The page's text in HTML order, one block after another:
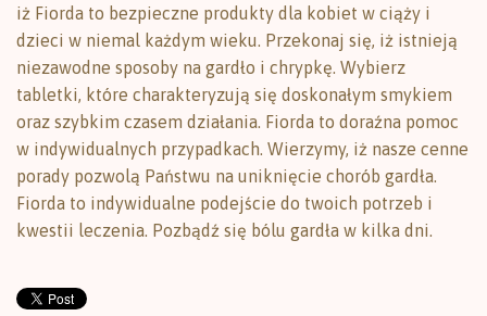
iż Fiorda to bezpieczne produkty dla kobiet w ciąży i
dzieci w niemal każdym wieku. Przekonaj się, iż istnieją
niezawodne sposoby na gardło i chrypkę. Wybierz
tabletki, które charakteryzują się doskonałym smykiem
oraz szybkim czasem działania. Fiorda to doraźna pomoc
w indywidualnych przypadkach. Wierzymy, iż nasze cenne
porady pozwolą Państwu na uniknięcie chorób gardła.
Fiorda to indywidualne podejście do twoich potrzeb i
kwestii leczenia. Pozbądź się bólu gardła w kilka dni.